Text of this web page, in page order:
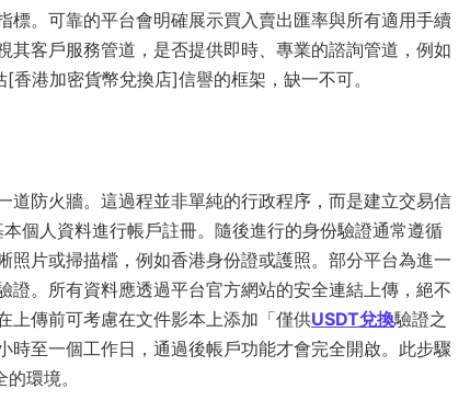
。可靠的平台會明確展示買入賣出匯率與所有適用手續
客戶服務管道，是否提供即時、專業的諮詢管道，例如
港加密貨幣兌換店]信譽的框架，缺一不可。
防火牆。這過程並非單純的行政程序，而是建立交易信
個人資料進行帳戶註冊。隨後進行的身份驗證通常遵循
照片或掃描檔，例如香港身份證或護照。部分平台為進一
。所有資料應透過平台官方網站的安全連結上傳，絕不
上傳前可考慮在文件影本上添加「僅供USDT兌換驗證之
至一個工作日，通過後帳戶功能才會完全開啟。此步驟
環境。